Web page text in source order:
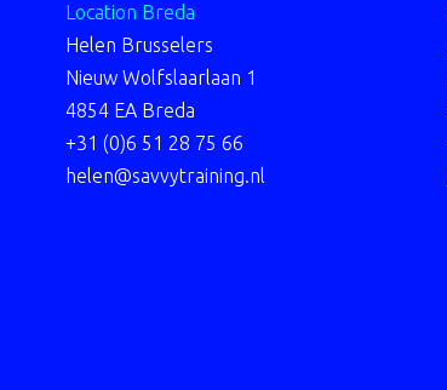
Location Breda
Helen Brusselers
Nieuw Wolfslaarlaan 1
4854 EA Breda
+31 (0)6 51 28 75 66
helen@savvytraining.nl